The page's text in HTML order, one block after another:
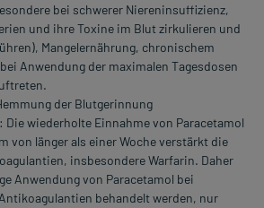
bei schwerer Niereninsuffizienz,
und ihre Toxine im Blut zirkulieren und
Mangelernährung, chronischem
Anwendung der maximalen Tagesdosen
der Blutgerinnung
wiederholte Einnahme von Paracetamol
von länger als einer Woche verstärkt die
insbesondere Warfarin. Daher
Anwendung von Paracetamol bei
behandelt werden, nur